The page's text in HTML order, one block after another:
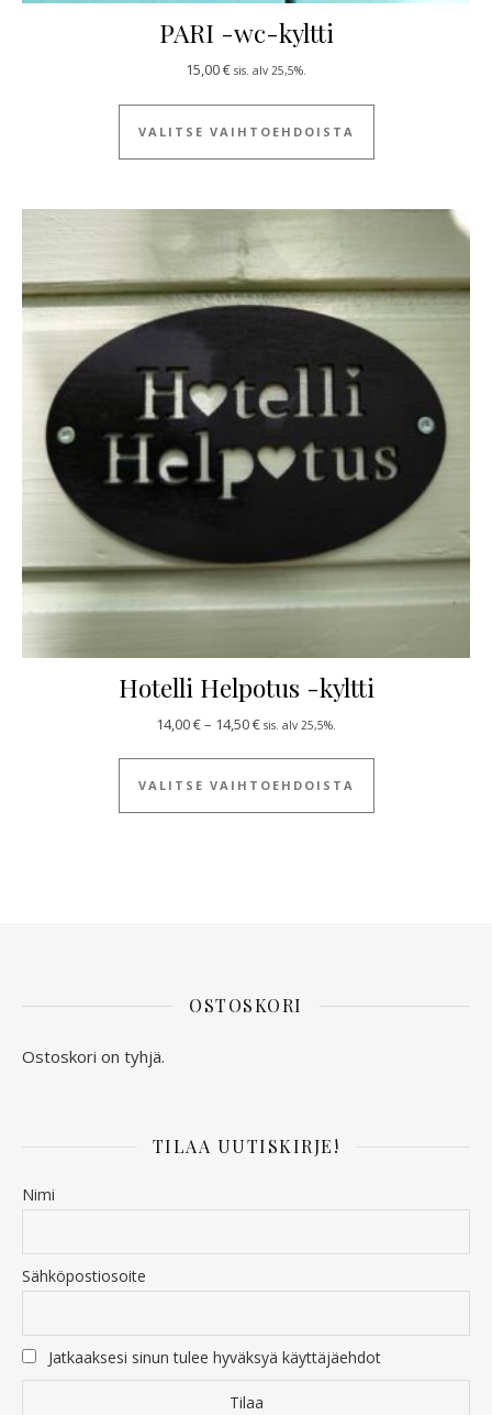
PARI -wc-kyltti
15,00€ sis. alv 25,5%.
VALITSE VAIHTOEHDOISTA
Tällä tuotteella
Hotelli Helpotus -kyltti
14,00€– 14,50€Hintaluokka: 14,00 € - 14,50 €
sis. alv 25,5%.
VALITSE VAIHTOEHDOISTA
Tällä tuotteella
OSTOSKORI
Ostoskori on tyhjä.
TILAA UUTISKIRJE!
Nimi
Sähköpostiosoite
Jatkaaksesi sinun tulee hyväksyä käyttäjäehdot